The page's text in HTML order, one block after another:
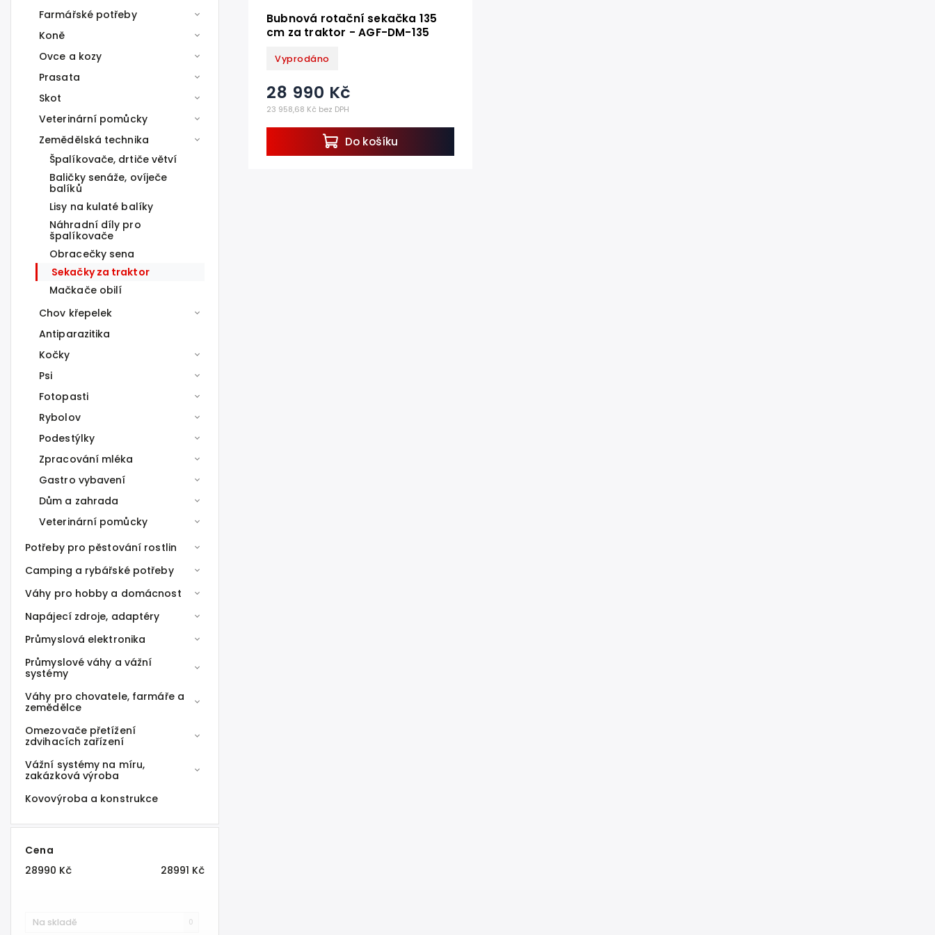
Farmářské potřeby
Koně
Ovce a kozy
Prasata
Skot
Veterinární pomůcky
Zemědělská technika
Špalíkovače, drtiče větví
Baličky senáže, ovíječe
balíků
Lisy na kulaté balíky
Náhradní díly pro
špalíkovače
Obracečky sena
Sekačky za traktor
Mačkače obilí
Chov křepelek
Antiparazitika
Kočky
Psi
Fotopasti
Rybolov
Podestýlky
Zpracování mléka
Gastro vybavení
Dům a zahrada
Veterinární pomůcky
Potřeby pro pěstování rostlin
Camping a rybářské potřeby
Váhy pro hobby a domácnost
Napájecí zdroje, adaptéry
Průmyslová elektronika
Průmyslové váhy a vážní
systémy
Váhy pro chovatele, farmáře a
zemědělce
Omezovače přetížení
zdvihacích zařízení
Vážní systémy na míru,
zakázková výroba
Kovovýroba a konstrukce
Cena
28990 Kč 28991 Kč
Na skladě 0
Bubnová rotační sekačka 135
cm za traktor - AGF-DM-135
Vyprodáno
23 958,68 Kč bez DPH
28 990 Kč
Do košíku